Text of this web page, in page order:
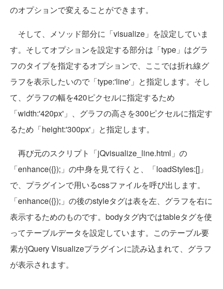
のオプションで変えることができます。
そして、メソッド部分に「visualize」を設定していま
す。そしてオプションを設定する部分は「type」はグラ
フのタイプを指定するオプションで、ここでは折れ線グ
ラフを表示したいので「type:'line'」と指定します。そし
て、グラフの幅を420ピクセルに指定するため
「width:'420px'」、グラフの高さを300ピクセルに指定す
るため「height:'300px'」と指定します。
再び元のスクリプト「jQvisualize_line.html」の
「enhance({});」の中身を見て行くと、「loadStyles:[]」
で、プラグインで用いるcssファイルを呼び出します。
「enhance({});」の後のstyleタグは表を左、グラフを右に
表示するためのものです。bodyタグ内ではtableタグを使
ってテーブルデータを設定しています。このテーブル要
素がjQuery Visualizeプラグインに読み込まれて、グラフ
が表示されます。